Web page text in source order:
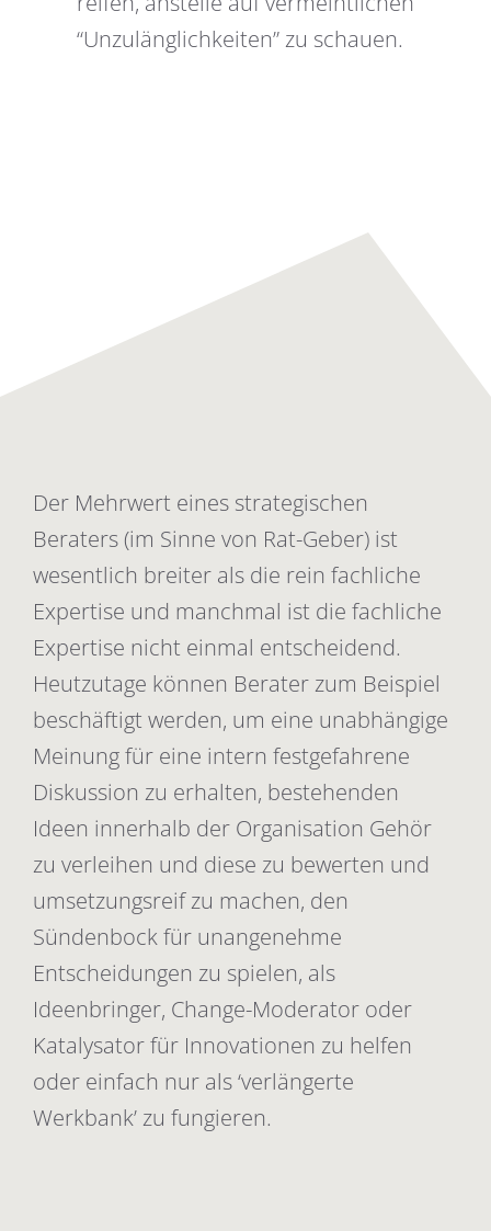
“Unzulänglichkeiten” zu schauen.
Der Mehrwert eines strategischen
Beraters (im Sinne von Rat-Geber) ist
wesentlich breiter als die rein fachliche
Expertise und manchmal ist die fachliche
Expertise nicht einmal entscheidend.
Heutzutage können Berater zum Beispiel
beschäftigt werden, um eine unabhängige
Meinung für eine intern festgefahrene
Diskussion zu erhalten, bestehenden
Ideen innerhalb der Organisation Gehör
zu verleihen und diese zu bewerten und
umsetzungsreif zu machen, den
Sündenbock für unangenehme
Entscheidungen zu spielen, als
Ideenbringer, Change-Moderator oder
Katalysator für Innovationen zu helfen
oder einfach nur als ‘verlängerte
Werkbank’ zu fungieren.